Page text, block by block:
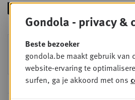
WOE
9
Foodservice - Joint
business planning
Intro to Negotiation: Succes
onderhandelingstafel is
Gondola - privacy &
Beste bezoeker
gondola.be maakt gebruik van
website-ervaring te
surfen, ga je akkoord met ons